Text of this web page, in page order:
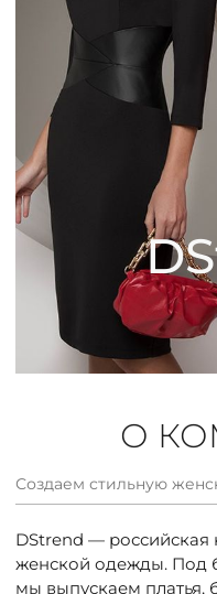
КОНТАКТЫ
СКИДКИ
ЧАСТО
О
Создаем стильную
DStrend —
женской одежды. Под
мы выпускаем платья,